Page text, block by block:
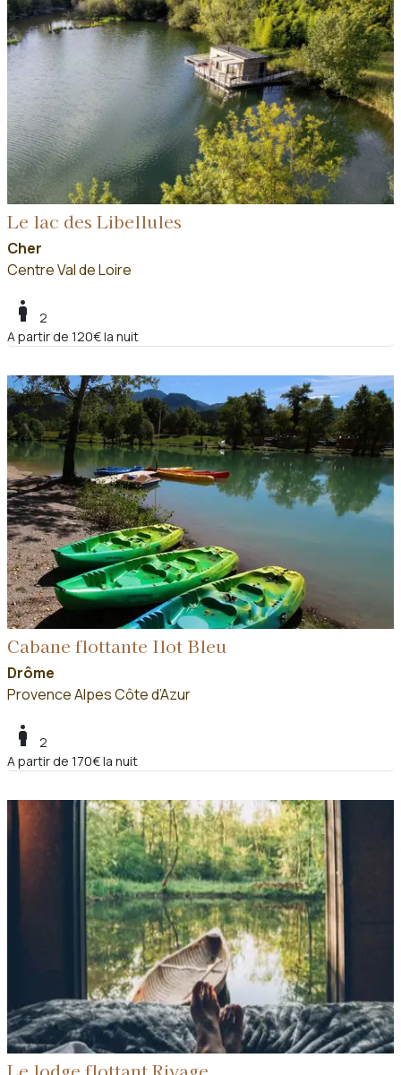
Le lac des Libellules
Cher
Centre Val de Loire
boy
2
A partir de 120€ la nuit
Cabane flottante Ilot Bleu
Drôme
Provence Alpes Côte d’Azur
boy
2
A partir de 170€ la nuit